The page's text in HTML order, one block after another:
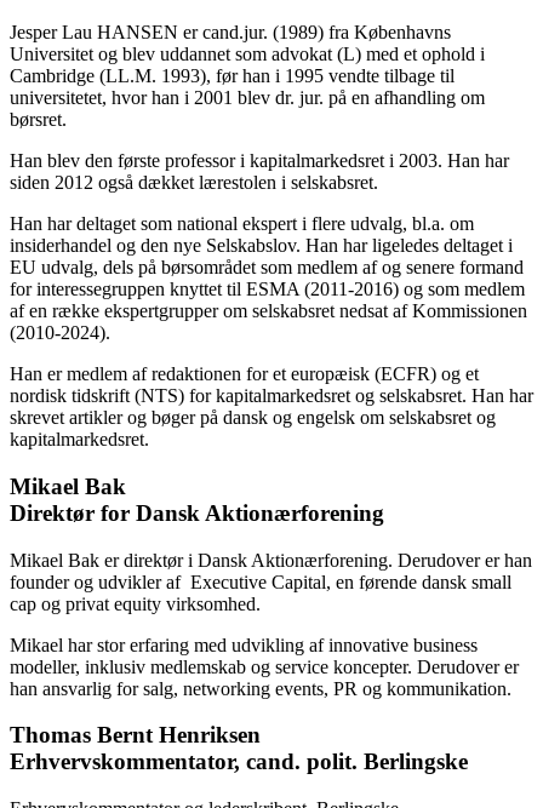
Jesper Lau HANSEN er cand.jur. (1989) fra Københavns
Universitet og blev uddannet som advokat (L) med et ophold i
Cambridge (LL.M. 1993), før han i 1995 vendte tilbage til
universitetet, hvor han i 2001 blev dr. jur. på en afhandling om
børsret.
Han blev den første professor i kapitalmarkedsret i 2003. Han har
siden 2012 også dækket lærestolen i selskabsret.
Han har deltaget som national ekspert i flere udvalg, bl.a. om
insiderhandel og den nye Selskabslov. Han har ligeledes deltaget i
EU udvalg, dels på børsområdet som medlem af og senere formand
for interessegruppen knyttet til ESMA (2011-2016) og som medlem
af en række ekspertgrupper om selskabsret nedsat af Kommissionen
(2010-2024).
Han er medlem af redaktionen for et europæisk (ECFR) og et
nordisk tidskrift (NTS) for kapitalmarkedsret og selskabsret. Han har
skrevet artikler og bøger på dansk og engelsk om selskabsret og
kapitalmarkedsret.
Mikael Bak
Direktør for Dansk Aktionærforening
Mikael Bak er direktør i Dansk Aktionærforening. Derudover er han
founder og udvikler af Executive Capital, en førende dansk small
cap og privat equity virksomhed.
Mikael har stor erfaring med udvikling af innovative business
modeller, inklusiv medlemskab og service koncepter. Derudover er
han ansvarlig for salg, networking events, PR og kommunikation.
Thomas Bernt Henriksen
Erhvervskommentator, cand. polit. Berlingske